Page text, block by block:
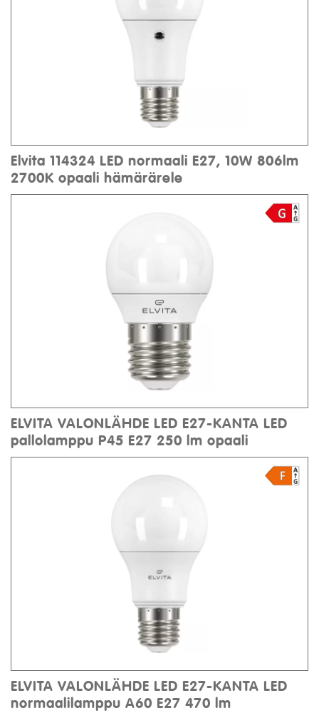
Elvita 114324 LED normaali E27, 10W 806lm
2700K opaali hämärärele
ELVITA VALONLÄHDE LED E27-KANTA LED
pallolamppu P45 E27 250 lm opaali
ELVITA VALONLÄHDE LED E27-KANTA LED
normaalilamppu A60 E27 470 lm